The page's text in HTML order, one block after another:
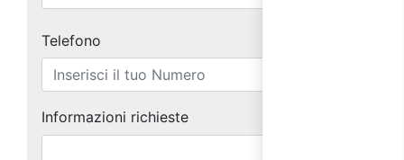
Telefono
Informazioni richieste